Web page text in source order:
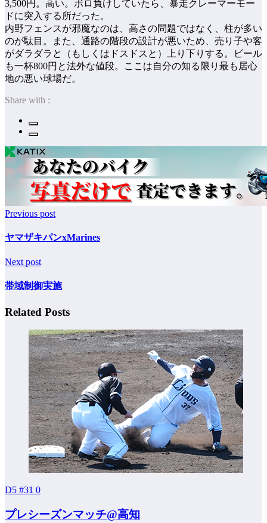
3,500円。高い。ボロ負けしていたら、暴走クレーマーモー
ドに突入する所だった。
内野フェンスが邪魔なのは、高さの問題ではなく、柱が多い
のが駄目。また、通路の階段の設計が悪いため、売り子や客
がダラダラと（もしくはドスドスと）上り下りする。ビール
も一杯800円と法外な値段。ここは自分の知る限り最も居心
地の悪い球場だ。
Share with :
Previous post
ヤマザキパンxMarines
Next post
帯域制御実施
Related Posts
D5 #31 0
プレシーズンマッチ@高知